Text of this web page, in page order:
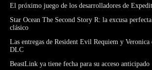
El próximo juego de los desarrolladores de
Star Ocean The Second Story R: la excusa
clásico
Las entregas de Resident Evil Requiem y Veronica
DLC
BeastLink ya tiene fecha para su acceso anticipado